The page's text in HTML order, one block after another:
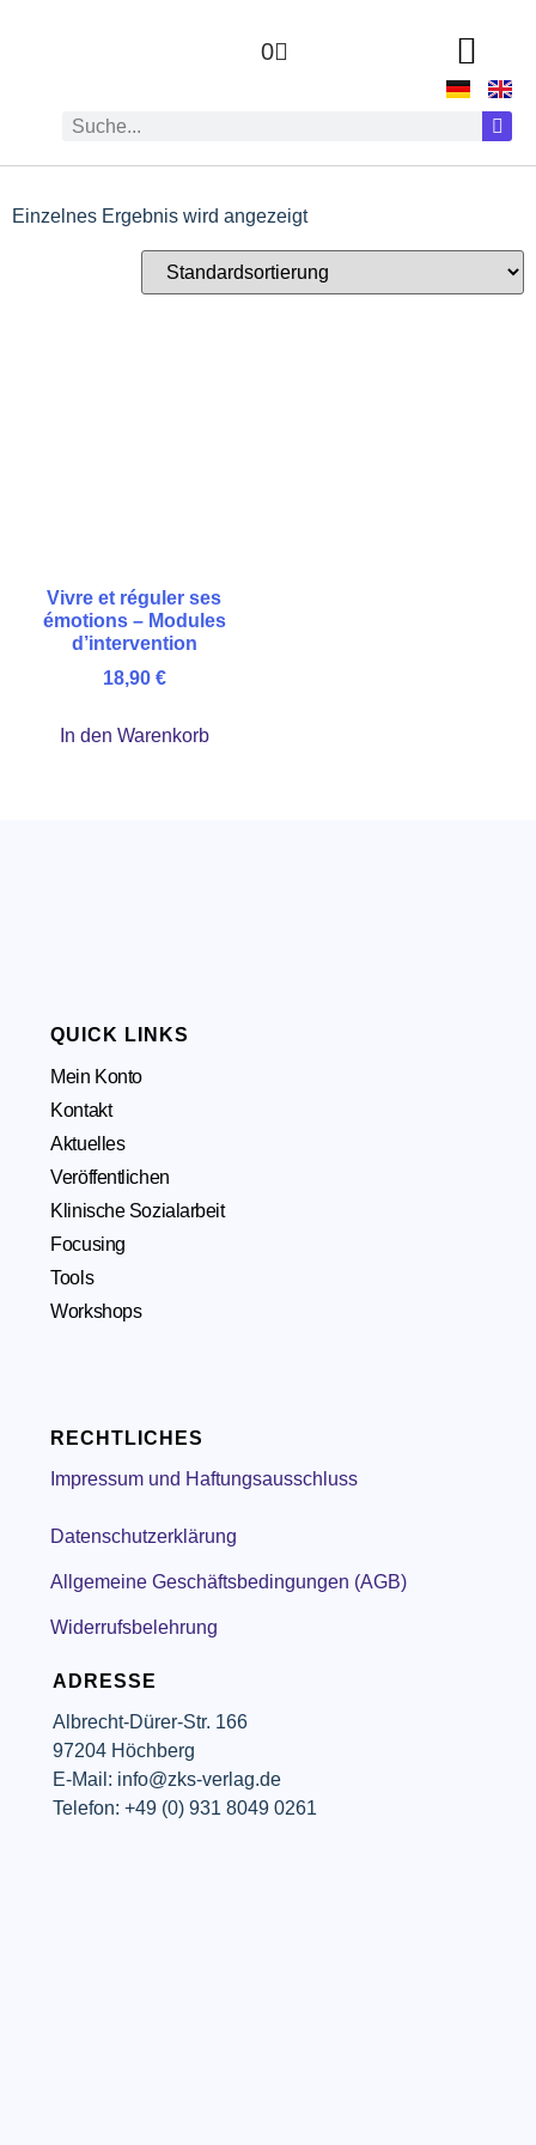
0
Einzelnes Ergebnis wird angezeigt
Vivre et réguler ses
émotions – Modules
d’intervention
18,90 €
In den Warenkorb
ADRESSE
Albrecht-Dürer-Str. 166
97204 Höchberg
E-Mail: info@zks-verlag.de
Telefon: +49 (0) 931 8049 0261
RECHTLICHES
Impressum und Haftungsausschluss
Datenschutzerklärung
Allgemeine Geschäftsbedingungen (AGB)
Widerrufsbelehrung
QUICK LINKS
Mein Konto
Kontakt
Aktuelles
Veröffentlichen
Klinische Sozialarbeit
Focusing
Tools
Workshops